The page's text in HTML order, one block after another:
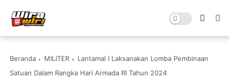
Beranda MILITER
Lantamal I Laksanakan Lomba Pembinaan
Satuan Dalam Rangka Hari Armada RI Tahun 2024